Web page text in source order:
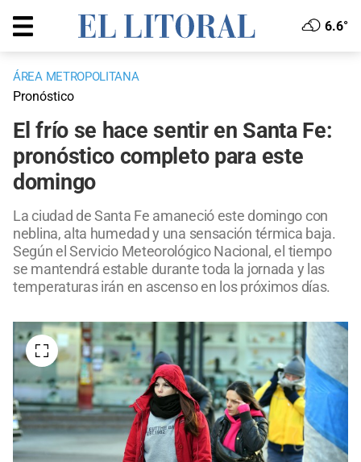
6.6°
ÁREA METROPOLITANA
Pronóstico
El frío se hace sentir en Santa Fe:
pronóstico completo para este
domingo
La ciudad de Santa Fe amaneció este domingo con
neblina, alta humedad y una sensación térmica baja.
Según el Servicio Meteorológico Nacional, el tiempo
se mantendrá estable durante toda la jornada y las
temperaturas irán en ascenso en los próximos días.